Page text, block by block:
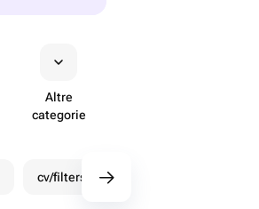
Altre
categorie
cv/filters/name_fast_delivery